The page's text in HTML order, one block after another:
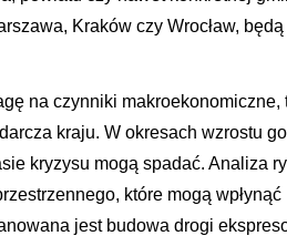
Kraków czy Wrocław,
na czynniki
kraju. W okresach wzrostu
kryzysu mogą spadać. Analiza
które mogą wpłynąć
jest budowa drogi